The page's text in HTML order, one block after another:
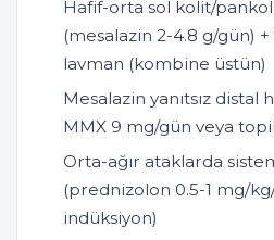
Hafif-orta sol kolit/
(mesalazin 2-4.8 g/gün)
lavman (kombine üstün)
Mesalazin yanıtsız distal
MMX 9 mg/gün veya
Orta-ağır ataklarda
(prednizolon 0.5-1 mg/
indüksiyon)